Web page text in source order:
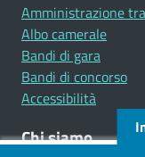
Amministrazione
Albo camerale
Bandi di gara
Bandi di concorso
Accessibilità
Chi siamo